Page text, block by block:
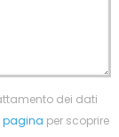
dei dati
pagina per scoprire